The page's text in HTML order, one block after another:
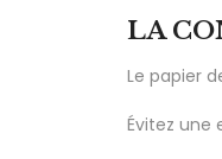
LA
Le papier
Évitez une